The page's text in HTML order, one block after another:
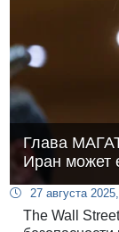
Глава
Иран может
27 августа
The Wall